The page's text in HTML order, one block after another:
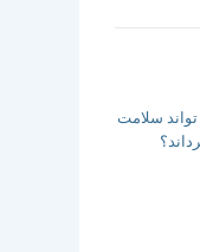
سلامت